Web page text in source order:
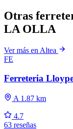
Otras
LA OLLA
Ver más en Altea
FE
Ferreteria
A 1.87 km
4.7
63 reseñas